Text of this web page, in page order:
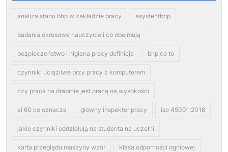
analiza stanu bhp w zakładzie pracy asystentbhp
badania okresowe nauczycieli co obejmują
bezpieczeństwo i higiena pracy definicja bhp co to
czynniki uciążliwe przy pracy z komputerem
czy praca na drabinie jest pracą na wysokości
ei 60 co oznacza glowny inspektor pracy iso 45001:2018
jakie czynniki oddziałują na studenta na uczelni
karta przeglądu maszyny wzór klasa odporności ogniowej